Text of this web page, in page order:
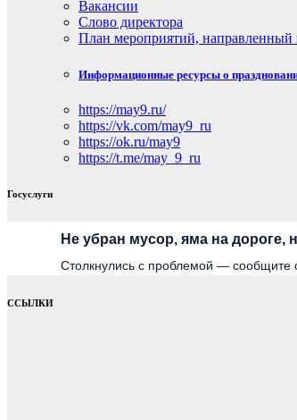
Вакансии
Слово директора
План мероприятий, направленный
Информационные ресурсы о
https://may9.ru/
https://vk.com/may9_ru
https://ok.ru/may9
https://t.me/may_9_ru
Госуслуги
Не убран мусор, яма на дороге,
Столкнулись с проблемой — сообщите
ССЫЛКИ